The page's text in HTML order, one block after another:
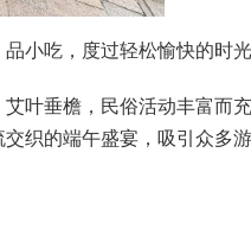
小吃，度过轻松愉快的时
叶垂檐，民俗活动丰富而
织的端午盛宴，吸引众多